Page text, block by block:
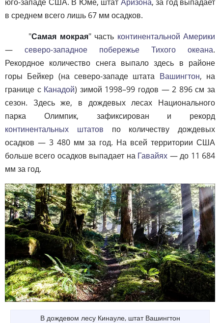
юго-западе США. В Юме, штат Аризона, за год выпадает
в среднем всего лишь 67 мм осадков.
"Самая мокрая" часть континентальной Америки
— северо-западное побережье Тихого океана.
Рекордное количество снега выпало здесь в районе
горы Бейкер (на северо-западе штата Вашингтон, на
границе с Канадой) зимой 1998–99 годов — 2 896 см за
сезон. Здесь же, в дождевых лесах Национального
парка Олимпик, зафиксирован и рекорд
континентальных штатов по количеству дождевых
осадков — 3 480 мм за год. На всей территории США
больше всего осадков выпадает на Гавайях — до 11 684
мм за год.
В дождевом лесу Кинауле, штат Вашингтон